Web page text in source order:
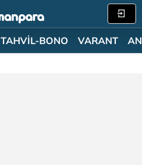
TAHVİL-BONO VARANT